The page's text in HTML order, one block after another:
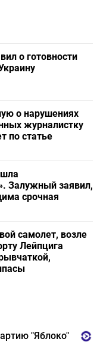
о готовности
о нарушениях
журналистку
по статье
Залужный заявил,
срочная
самолет, возле
Лейпцига